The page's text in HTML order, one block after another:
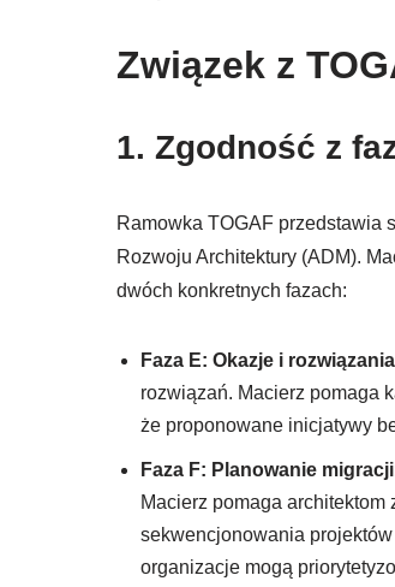
Związek z
1. Zgodność z
Ramowka TOGAF przedstawia
Rozwoju Architektury (ADM).
dwóch konkretnych fazach:
Faza E: Okazje i rozwiązania
rozwiązań. Macierz pomaga
że proponowane inicjatywy
Faza F: Planowanie migracji
Macierz pomaga
sekwencjonowania
organizacje mogą